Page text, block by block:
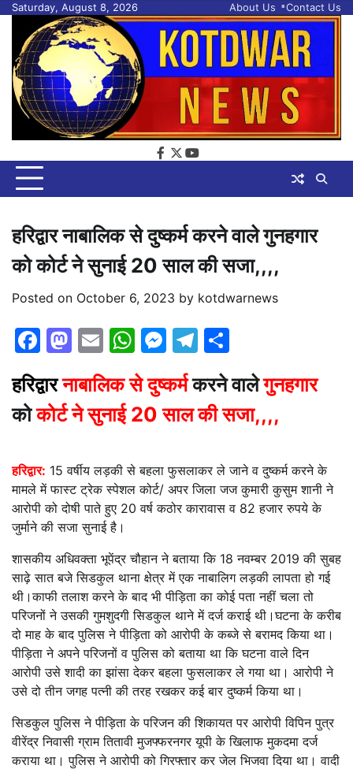
Skip
content
Saturday, August 8, 2026 About Us Contact Us
facebook
twitter
youtube
हरिद्वार नाबालिक से दुष्कर्म करने वाले गुनहगार
को कोर्ट ने सुनाई 20 साल की सजा,,,,
Posted on October 6, 2023 by kotdwarnews
Facebook
Mastodon
EmailWhatsApp
Messenger
Telegram
हरिद्वारनाबालिक से दुष्कर्मकरने वालेगुनहगार
कोकोर्ट ने सुनाई 20 साल की सजा,,,,
हरिद्वार: 15 वर्षीय लड़की से बहला फुसलाकर ले जाने व दुष्कर्म करने के
मामले में फास्ट ट्रेक स्पेशल कोर्ट/ अपर जिला जज कुमारी कुसुम शानी ने
आरोपी को दोषी पाते हुए 20 वर्ष कठोर कारावास व 82 हजार रुपये के
जुर्माने की सजा सुनाई है।
शासकीय अधिवक्ता भूपेंद्र चौहान ने बताया कि 18 नवम्बर 2019 की सुबह
साढ़े सात बजे सिडकुल थाना क्षेत्र में एक नाबालिग लड़की लापता हो गई
थी।काफी तलाश करने के बाद भी पीड़िता का कोई पता नहीं चला तो
परिजनों ने उसकी गुमशुदगी सिडकुल थाने में दर्ज कराई थी।घटना के करीब
दो माह के बाद पुलिस ने पीड़िता को आरोपी के कब्जे से बरामद किया था।
पीड़िता ने अपने परिजनों व पुलिस को बताया था कि घटना वाले दिन
आरोपी उसे शादी का झांसा देकर बहला फुसलाकर ले गया था। आरोपी ने
उसे दो तीन जगह पत्नी की तरह रखकर कई बार दुष्कर्म किया था।
सिडकुल पुलिस ने पीड़िता के परिजन की शिकायत पर आरोपी विपिन पुत्र
वीरेंद्र निवासी ग्राम तितावी मुजफ्फरनगर यूपी के खिलाफ मुकदमा दर्ज
कराया था। पुलिस ने आरोपी को गिरफ्तार कर जेल भिजवा दिया था। वादी